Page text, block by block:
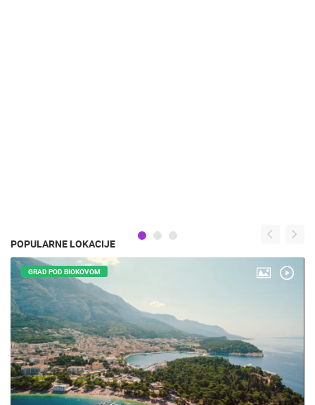
POPULARNE LOKACIJE
GRAD POD BIOKOVOM